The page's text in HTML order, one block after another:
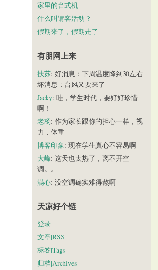
家里的台式机
什么叫请客活动？
假期来了，假期走了
有朋网上来
扶苏: 好消息：下周温度降到30左右
坏消息：台风又要来了
Jacky: 哇，学生时代，要好好珍惜
啊！
老杨: 作为家长跟你的担心一样，视
力，体重
博客印象: 现在学生真心不容易啊
大峰: 这天也太热了，离不开空
调。。
满心: 没空调确实难得熬啊
天凉好个链
登录
文章|RSS
标签|Tags
归档|Archives